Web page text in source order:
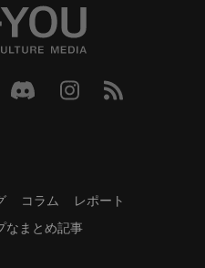
コラム
レポート
なまとめ記事